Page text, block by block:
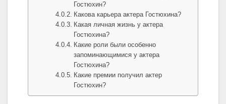
Гостюхин?
Какова карьера актера Гостюхина?
Какая личная жизнь у актера
Гостюхина?
Какие роли были особенно
запоминающимися у актера
Гостюхина?
Какие премии получил актер
Гостюхин?